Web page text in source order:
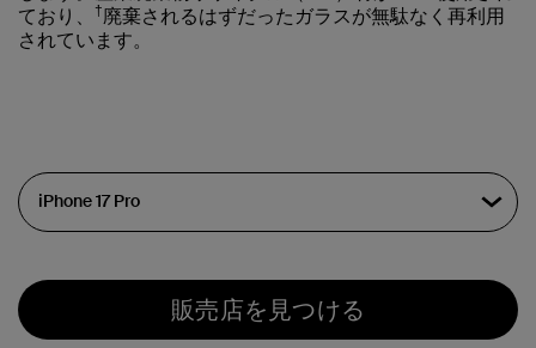
ており、
†廃棄されるはずだったガラスが無駄なく再利用
されています。
販売店を見つける